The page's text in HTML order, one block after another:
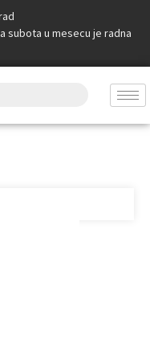
subota u mesecu je radna